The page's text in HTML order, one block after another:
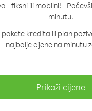
- fiksni ili mobilni! -
minutu.
pakete kredita ili plan
najbolje cijene na minutu
Prikaži cijene